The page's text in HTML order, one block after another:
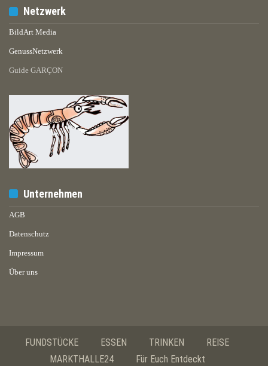
Netzwerk
BildArt Media
GenussNetzwerk
Guide GARÇON
Unternehmen
AGB
Datenschutz
Impressum
Über uns
FUNDSTÜCKE ESSEN TRINKEN
REISE
MARKTHALLE24
Für Euch Entdeckt